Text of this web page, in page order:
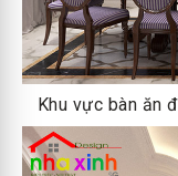
Khu vực bàn ăn